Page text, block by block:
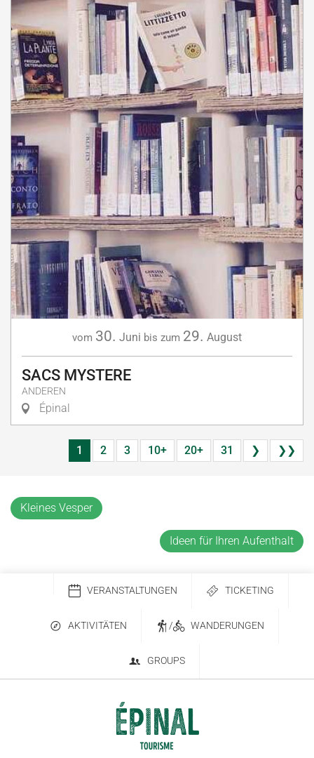
vom 30. Juni bis zum 29. August
SACS MYSTERE
ANDEREN
Épinal
1 2 3 10+ 20+ 31 ❯ ❯❯
Kleines Vesper
Ideen für Ihren Aufenthalt
VERANSTALTUNGEN TICKETING
AKTIVITÄTEN / WANDERUNGEN
GROUPS